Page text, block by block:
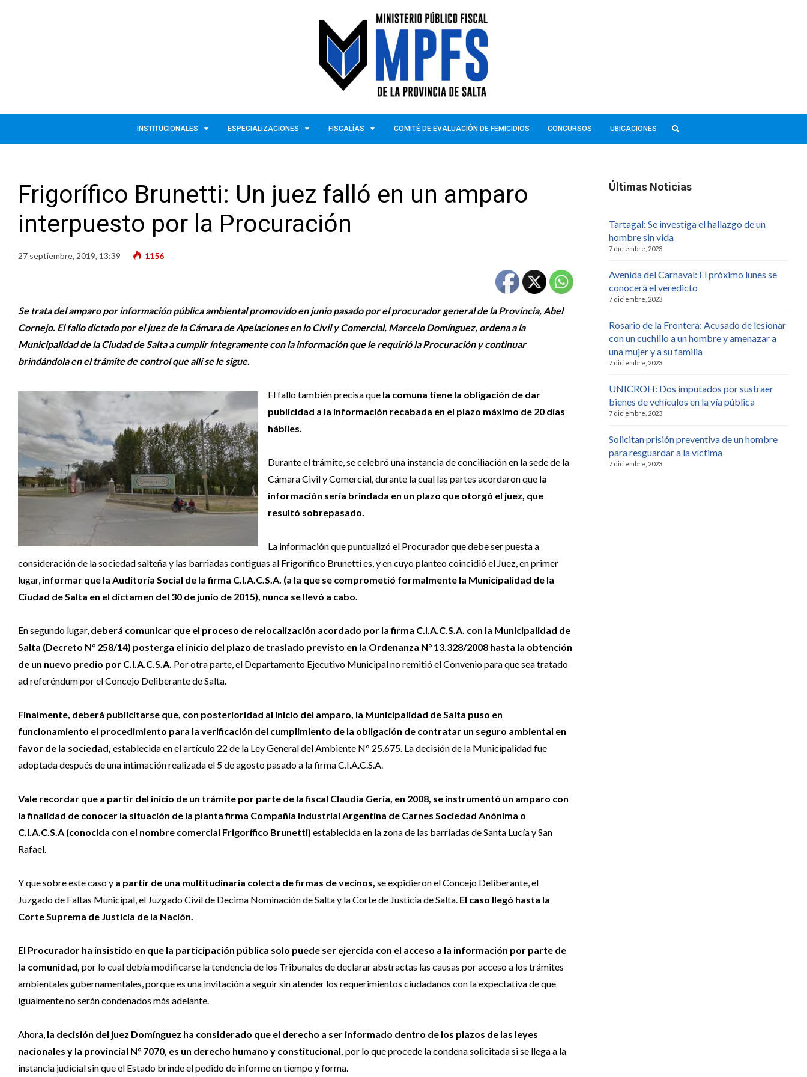
INSTITUCIONALES ESPECIALIZACIONES FISCALÍAS COMITÉ DE EVALUACIÓN DE FEMICIDIOS CONCURSOS UBICACIONES
Frigorífico Brunetti: Un juez falló en un amparo
interpuesto por la Procuración
27 septiembre, 2019, 13:39 1156
Se trata del amparo por información pública ambiental promovido en junio pasado por el procurador general de la Provincia, Abel
Cornejo. El fallo dictado por el juez de la Cámara de Apelaciones en lo Civil y Comercial, Marcelo Domínguez, ordena a la
Municipalidad de la Ciudad de Salta a cumplir íntegramente con la información que le requirió la Procuración y continuar
brindándola en el trámite de control que allí se le sigue.
El fallo también precisa que la comuna tiene la obligación de dar
publicidad a la información recabada en el plazo máximo de 20 días
hábiles.
Durante el trámite, se celebró una instancia de conciliación en la sede de la
Cámara Civil y Comercial, durante la cual las partes acordaron que la
información sería brindada en un plazo que otorgó el juez, que
resultó sobrepasado.
La información que puntualizó el Procurador que debe ser puesta a
consideración de la sociedad salteña y las barriadas contiguas al Frigorífico Brunetti es, y en cuyo planteo coincidió el Juez, en primer
lugar, informar que la Auditoría Social de la firma C.I.A.C.S.A. (a la que se comprometió formalmente la Municipalidad de la
Ciudad de Salta en el dictamen del 30 de junio de 2015), nunca se llevó a cabo.
En segundo lugar, deberá comunicar que el proceso de relocalización acordado por la firma C.I.A.C.S.A. con la Municipalidad de
Salta (Decreto N° 258/14) posterga el inicio del plazo de traslado previsto en la Ordenanza N° 13.328/2008 hasta la obtención
de un nuevo predio por C.I.A.C.S.A. Por otra parte, el Departamento Ejecutivo Municipal no remitió el Convenio para que sea tratado
ad referéndum por el Concejo Deliberante de Salta.
Finalmente, deberá publicitarse que, con posterioridad al inicio del amparo, la Municipalidad de Salta puso en
funcionamiento el procedimiento para la verificación del cumplimiento de la obligación de contratar un seguro ambiental en
favor de la sociedad, establecida en el artículo 22 de la Ley General del Ambiente N° 25.675. La decisión de la Municipalidad fue
adoptada después de una intimación realizada el 5 de agosto pasado a la firma C.I.A.C.S.A.
Vale recordar que a partir del inicio de un trámite por parte de la fiscal Claudia Geria, en 2008, se instrumentó un amparo con
la finalidad de conocer la situación de la planta firma Compañía Industrial Argentina de Carnes Sociedad Anónima o
C.I.A.C.S.A (conocida con el nombre comercial Frigorífico Brunetti) establecida en la zona de las barriadas de Santa Lucía y San
Rafael.
Y que sobre este caso y a partir de una multitudinaria colecta de firmas de vecinos, se expidieron el Concejo Deliberante, el
Juzgado de Faltas Municipal, el Juzgado Civil de Decima Nominación de Salta y la Corte de Justicia de Salta. El caso llegó hasta la
Corte Suprema de Justicia de la Nación.
El Procurador ha insistido en que la participación pública solo puede ser ejercida con el acceso a la información por parte de
la comunidad, por lo cual debía modificarse la tendencia de los Tribunales de declarar abstractas las causas por acceso a los trámites
ambientales gubernamentales, porque es una invitación a seguir sin atender los requerimientos ciudadanos con la expectativa de que
igualmente no serán condenados más adelante.
Ahora, la decisión del juez Domínguez ha considerado que el derecho a ser informado dentro de los plazos de las leyes
nacionales y la provincial N° 7070, es un derecho humano y constitucional, por lo que procede la condena solicitada si se llega a la
instancia judicial sin que el Estado brinde el pedido de informe en tiempo y forma.
Últimas Noticias
Tartagal: Se investiga el hallazgo de un
hombre sin vida
7 diciembre, 2023
Avenida del Carnaval: El próximo lunes se
conocerá el veredicto
7 diciembre, 2023
Rosario de la Frontera: Acusado de lesionar
con un cuchillo a un hombre y amenazar a
una mujer y a su familia
7 diciembre, 2023
UNICROH: Dos imputados por sustraer
bienes de vehículos en la vía pública
7 diciembre, 2023
Solicitan prisión preventiva de un hombre
para resguardar a la víctima
7 diciembre, 2023